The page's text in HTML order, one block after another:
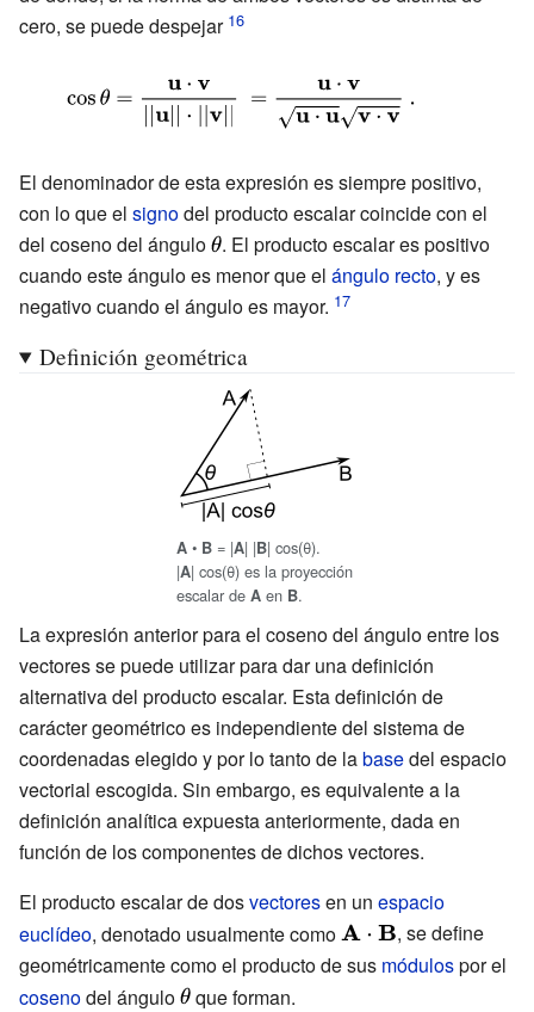
u_{2})^{2}+...+
u_{n})^{2}\ .}
\mathbf {u} \cdot \mathbf {v} \ ,}
cero, se puede despejar
{\displaystyle
\cos \theta =
{\mathbf {u}
\cdot \mathbf
{v} }
{||\mathbf
||\mathbf {v}
{\mathbf {u}
\cdot \mathbf
{\mathbf {v}
\cdot \mathbf
{v} }}}}\ .}
El denominador de esta expresión es siempre positivo,
con lo que el signodel producto escalar coincide con el
del coseno del ángulo{\displaystyle
\theta }
. El producto escalar es positivo
cuando este ángulo es menor que el ángulo recto, y es
negativo cuando el ángulo es mayor.
Definición geométrica
A • B = |A| |B| cos(θ).
|A| cos(θ) es la proyección
escalar de A en B.
La expresión anterior para el coseno del ángulo entre los
vectores se puede utilizar para dar una definición
alternativa del producto escalar. Esta definición de
carácter geométrico es independiente del sistema de
coordenadas elegido y por lo tanto de labasedel espacio
vectorial escogida. Sin embargo, es equivalente a la
definición analítica expuesta anteriormente, dada en
función de los componentes de dichos vectores.
El producto escalar de dosvectoresen un espacio
euclídeo, denotado usualmente como{\displaystyle
\mathbf {A}
, se define
geométricamente como el producto de sus módulospor el
cosenodel ángulo{\displaystyle
que forman.